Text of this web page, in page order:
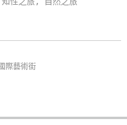
際藝術街